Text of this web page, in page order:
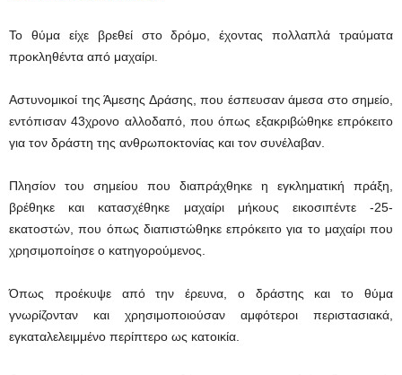
Το θύμα είχε βρεθεί στο δρόμο, έχοντας πολλαπλά τραύματα
προκληθέντα από μαχαίρι.
Αστυνομικοί της Άμεσης Δράσης, που έσπευσαν άμεσα στο σημείο,
εντόπισαν 43χρονο αλλοδαπό, που όπως εξακριβώθηκε επρόκειτο
για τον δράστη της ανθρωποκτονίας και τον συνέλαβαν.
Πλησίον του σημείου που διαπράχθηκε η εγκληματική πράξη,
βρέθηκε και κατασχέθηκε μαχαίρι μήκους εικοσιπέντε -25-
εκατοστών, που όπως διαπιστώθηκε επρόκειτο για το μαχαίρι που
χρησιμοποίησε ο κατηγορούμενος.
Όπως προέκυψε από την έρευνα, ο δράστης και το θύμα
γνωρίζονταν και χρησιμοποιούσαν αμφότεροι περιστασιακά,
εγκαταλελειμμένο περίπτερο ως κατοικία.